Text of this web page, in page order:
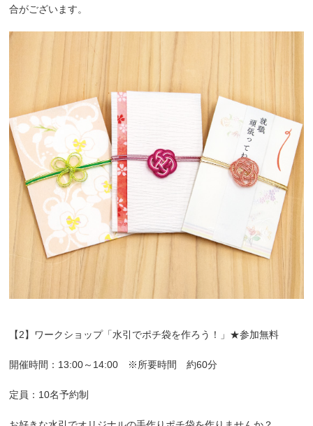
合がございます。
【2】ワークショップ「水引でポチ袋を作ろう！」★参加無料
開催時間：13:00～14:00 ※所要時間 約60分
定員：10名予約制